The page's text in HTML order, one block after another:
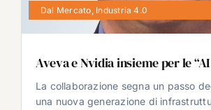
Dal Mercato Industria 4.0
Aveva e Nvidia insieme per le
La collaborazione segna un passo
una nuova generazione di